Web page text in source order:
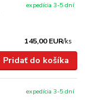
145,00 EUR/ks
expedícia 3-5 dní
Pridať do košíka
expedícia 3-5 dní